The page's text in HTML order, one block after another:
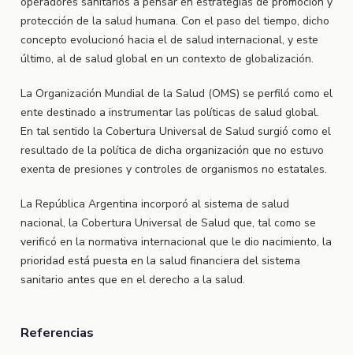
protección de la salud humana. Con el paso del tiempo, dicho
concepto evolucionó hacia el de salud internacional, y este
último, al de salud global en un contexto de globalización.
La Organización Mundial de la Salud (OMS) se perfiló como el
ente destinado a instrumentar las políticas de salud global.
En tal sentido la Cobertura Universal de Salud surgió como el
resultado de la política de dicha organización que no estuvo
exenta de presiones y controles de organismos no estatales.
La República Argentina incorporó al sistema de salud
nacional, la Cobertura Universal de Salud que, tal como se
verificó en la normativa internacional que le dio nacimiento, la
prioridad está puesta en la salud financiera del sistema
sanitario antes que en el derecho a la salud.
Referencias